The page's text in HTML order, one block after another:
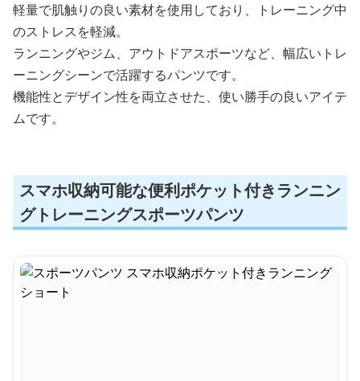
軽量で肌触りの良い素材を使用しており、トレーニング中
のストレスを軽減。
ランニングやジム、アウトドアスポーツなど、幅広いトレ
ーニングシーンで活躍するパンツです。
機能性とデザイン性を両立させた、使い勝手の良いアイテ
ムです。
スマホ収納可能な便利ポケット付きランニン
グトレーニングスポーツパンツ